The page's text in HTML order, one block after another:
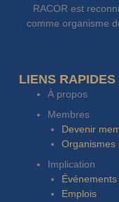
RACOR est
comme organisme
LIENS RAPIDES
À propos
Membres
Devenir
Organismes
Implication
Événements
Emplois